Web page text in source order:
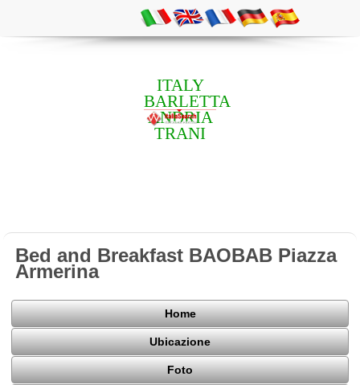
ITALY
BARLETTA
ANDRIA
TRANI
Bed and Breakfast BAOBAB Piazza
Armerina
Home
Ubicazione
Foto